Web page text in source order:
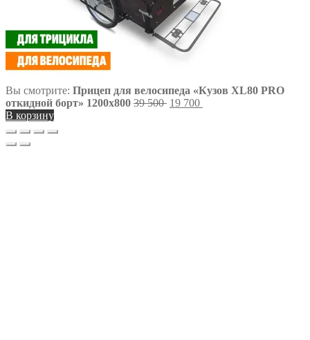
Вы смотрите: Прицеп для велосипеда «Кузов XL80 PRO
откидной борт» 1200х800 39 500 Первоначальная
19 700
В корзину